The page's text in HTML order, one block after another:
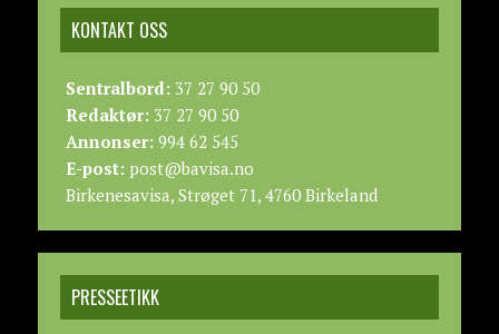
KONTAKT OSS
Sentralbord:37 27 90 50
Redaktør:37 27 90 50
Annonser:994 62 545
E-post:post@bavisa.no
Birkenesavisa, Strøget 71, 4760 Birkeland
PRESSEETIKK